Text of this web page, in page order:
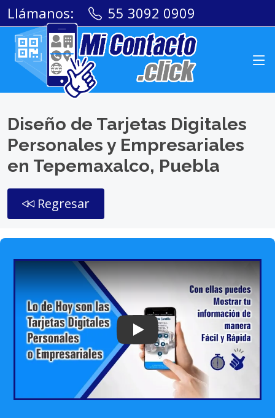
Llámanos: 55 3092 0909
Diseño de Tarjetas Digitales
Personales y Empresariales
en Tepemaxalco, Puebla
Regresar
Play: Keynote (Google I/O '18)